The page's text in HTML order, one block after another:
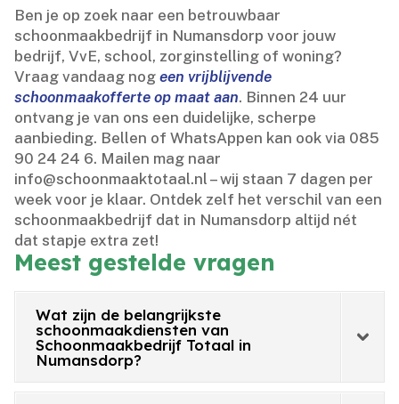
Ben je op zoek naar een betrouwbaar
schoonmaakbedrijf in Numansdorp voor jouw
bedrijf, VvE, school, zorginstelling of woning?
Vraag vandaag nogeen vrijblijvende
schoonmaakofferte op maat aan.​ Binnen 24 uur
ontvang je van ons een duidelijke, scherpe
aanbieding.​ Bellen of WhatsAppen kan ook via 085
90 24 24 6.​ Mailen mag naar
info@schoonmaaktotaal.​nl – wij staan 7 dagen per
week voor je klaar.​ Ontdek zelf het verschil van een
schoonmaakbedrijf dat in Numansdorp altijd nét
dat stapje extra zet!
Meest gestelde vragen
Wat zijn de belangrijkste
schoonmaakdiensten van
Schoonmaakbedrijf Totaal in
Numansdorp?